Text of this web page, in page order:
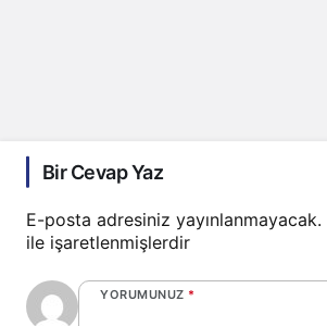
Bir Cevap Yaz
E-posta adresiniz yayınlanmayacak.
ile işaretlenmişlerdir
YORUMUNUZ *